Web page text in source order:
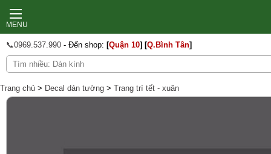
MENU
📞0969.537.990 - Đến shop: [Quận 10] [Q.Bình Tân]
Tranh treo tường
In ảnh theo yêu cầu
Trang chủ > Decal dán tường > Trang trí tết - xuân